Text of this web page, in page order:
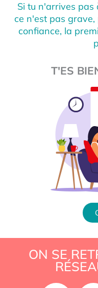
Si tu n'arrives pas
ce n'est pas
confiance, la
T'ES
ON SE